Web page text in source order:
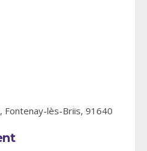
Fontenay-lès-Briis, 91640